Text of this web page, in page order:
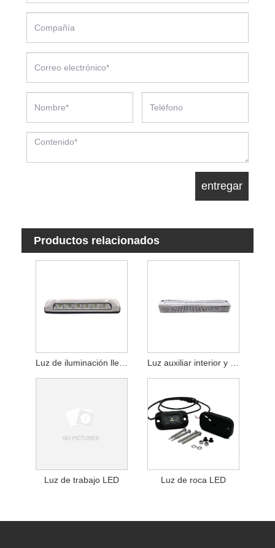
Productos relacionados
Luz de trabajo LED Luz de roca LED